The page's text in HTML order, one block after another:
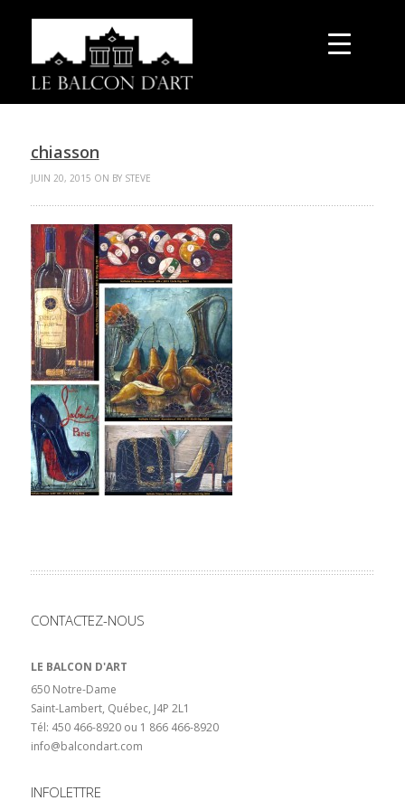
chiasson
JUIN 20, 2015 ON BY STEVE
CONTACTEZ-NOUS
LE BALCON D'ART
650 Notre-Dame
Saint-Lambert, Québec, J4P 2L1
Tél: 450 466-8920 ou 1 866 466-8920
info@balcondart.com
INFOLETTRE